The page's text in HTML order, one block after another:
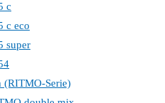
c
c eco
super
(RITMO-Serie)